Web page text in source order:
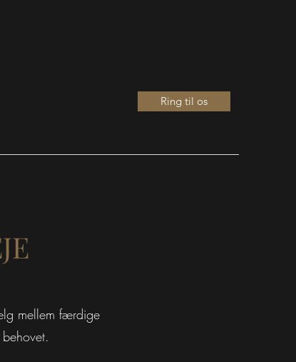
Ring til os
mellem færdige